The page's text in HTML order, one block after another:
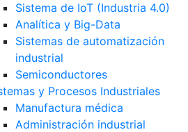
Sistema de IoT (Industria 4.0)
Analítica y Big-Data
Sistemas de automatización
industrial
Semiconductores
y Procesos Industriales
Manufactura médica
Administración industrial